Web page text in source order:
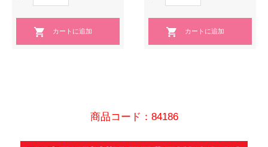
商品コード：84186